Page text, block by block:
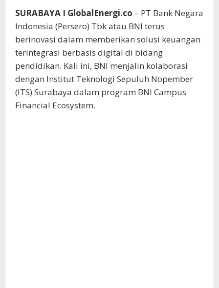
SURABAYA I GlobalEnergi.co – PT Bank Negara
Indonesia (Persero) Tbk atau BNI terus
berinovasi dalam memberikan solusi keuangan
terintegrasi berbasis digital di bidang
pendidikan. Kali ini, BNI menjalin kolaborasi
dengan Institut Teknologi Sepuluh Nopember
(ITS) Surabaya dalam program BNI Campus
Financial Ecosystem.